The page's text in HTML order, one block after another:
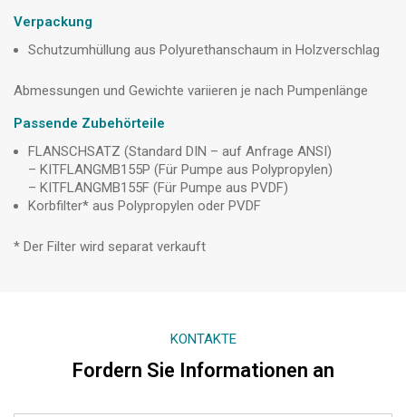
Verpackung
Schutzumhüllung aus Polyurethanschaum in Holzverschlag
Abmessungen und Gewichte variieren je nach Pumpenlänge
Passende Zubehörteile
FLANSCHSATZ (Standard DIN – auf Anfrage ANSI)
– KITFLANGMB155P (Für Pumpe aus Polypropylen)
– KITFLANGMB155F (Für Pumpe aus PVDF)
Korbfilter* aus Polypropylen oder PVDF
* Der Filter wird separat verkauft
KONTAKTE
Fordern Sie Informationen an